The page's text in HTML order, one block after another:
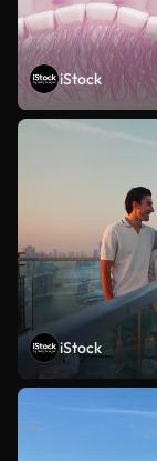
iStock
iStock